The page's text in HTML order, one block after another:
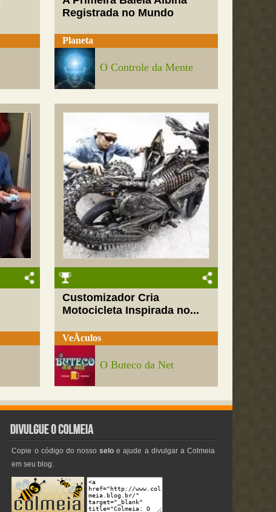
Registrada no Mundo
Planeta
O Controle da Mente
Customizador Cria
Motocicleta Inspirada no...
VeÃ­culos
O Buteco da Net
Copie o código do nossoselo e ajude a divulgar a Colmeia
em seu blog.